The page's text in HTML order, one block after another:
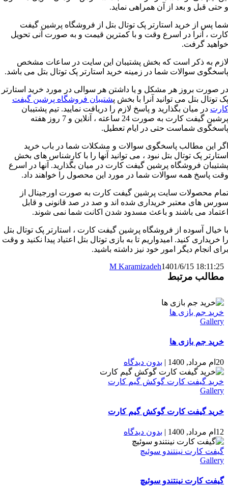
و حتی قبل و بعد از آن همراهی نماید.
شما پس از خرید استارتر پک توتال بتل از فروشگاه پرشین گیفت
کارت ، آنرا در اسرع وقت و با کمترین قیمت و به صورت آنی تحویل
خواهید گرفت.
لازم به ذکر است که بخش پشتیبان این سایت در ساعات مشخص
پاسخگوی سوالات شما در زمینه خرید استارتر پک توتال بتل می باشد.
در صورت بروز هر مشکل و یا داشتن هر سوالی در مورد خرید استارتر
پک توتال بتل می توانید آنرا با بخش پشتیبان فروشگاه پرشین گیفت
کارت در میان بگذارید و پاسخ لازم را دریافت نمایید. تیم پشتیبان
پرشین گیفت کارت به صورت 24 ساعته ، آنلاین و 7 روز هفته
پاسخگوی شماست حتی در ایام تعطیل.
اگر این مطالب پاسخگوی سوالات و مشکلات شما در باب خرید
استارتر پک توتال بتل نبود ، می توانید آنها را با کارشناس ‌های بخش
پشتیبان فروشگاه پرشین گیفت کارت در میان بگذارید. آنها در اسرع
وقت پاسخ همه سوالات شما در مورد این محصول را خواهند داد.
تمام محصولات سایت پرشین گیفت کارت به صورت اورجینال از
سورس های معتبر خریداری شده اند و صد در صد قانونی و قابل
اعتماد می باشند و باعث مسدود شدن اکانت شما نمی شوند.
با خیال آسوده از فروشگاه پرشین گیفت کارت ، استارتر پک توتال بتل
را خریداری کنید. امیدواریم تا به بازی توتال بتل اعتیاد پیدا نکنید و وقت
برای انجام دیگر امور خود نیز داشته باشید.
M Karamizadeh1401/6/15 18:11:25
مطالب مرتبط
خرید جم بازی ها
Gallery
خرید جم بازی ها
20ام مرداد, 1400 بدون ديدگاه
خرید گیفت کارت گوکش گیم کارت
Gallery
خرید گیفت کارت گوکش گیم کارت
12ام مرداد, 1400 | بدون ديدگاه
گیفت کارت نینتندو سوئیچ
Gallery
گیفت کارت نینتندو سوئیچ